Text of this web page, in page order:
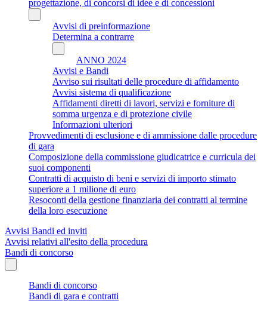
progettazione, di concorsi di idee e di concessioni
Avvisi di preinformazione
Determina a contrarre
ANNO 2024
Avvisi e Bandi
Avviso sui risultati delle procedure di affidamento
Avvisi sistema di qualificazione
Affidamenti diretti di lavori, servizi e forniture di
somma urgenza e di protezione civile
Informazioni ulteriori
Provvedimenti di esclusione e di ammissione dalle procedure
di gara
Composizione della commissione giudicatrice e curricula dei
suoi componenti
Contratti di acquisto di beni e servizi di importo stimato
superiore a 1 milione di euro
Resoconti della gestione finanziaria dei contratti al termine
della loro esecuzione
Avvisi Bandi ed inviti
Avvisi relativi all'esito della procedura
Bandi di concorso
Bandi di concorso
Bandi di gara e contratti